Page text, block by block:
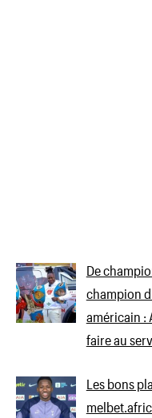
De
champion
américain :
faire au
Les bons